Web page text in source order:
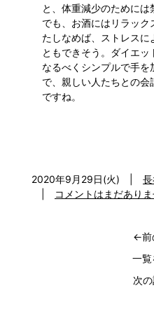
と、体重減少のためには
でも、お酒にはリラック
たしなめば、ストレスに
ともできそう。ダイエッ
なるべくシンプルで手
で、親しい人たちとの
ですね。
2020年9月29日(火)
コメントはまだあり
←前
一覧
次